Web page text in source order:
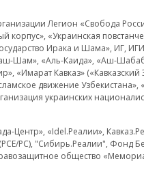
Легион «Свобода
корпус», «Украинская
Ирака и Шама», ИГ,
Шам», «Аль-Каида», «Аш-
«Имарат Кавказ»
движение
украинских
Центр», «Idel.Реалии»,
PC), "Сибирь.Реалии", Фонд
общество